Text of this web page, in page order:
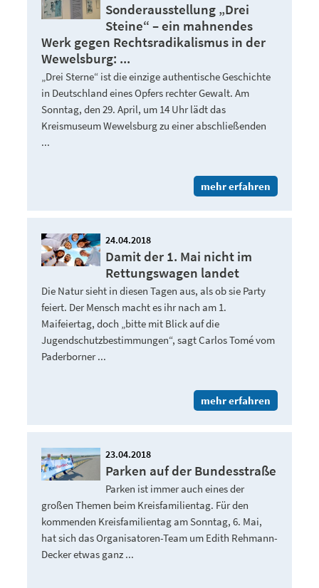
Sonderausstellung „Drei
Steine“ – ein mahnendes
Werk gegen Rechtsradikalismus in der
Wewelsburg: ...
„Drei Sterne“ ist die einzige authentische Geschichte
in Deutschland eines Opfers rechter Gewalt. Am
Sonntag, den 29. April, um 14 Uhr lädt das
Kreismuseum Wewelsburg zu einer abschließenden
...
mehr erfahren
24.04.2018
Damit der 1. Mai nicht im
Rettungswagen landet
Die Natur sieht in diesen Tagen aus, als ob sie Party
feiert. Der Mensch macht es ihr nach am 1.
Maifeiertag, doch „bitte mit Blick auf die
Jugendschutzbestimmungen“, sagt Carlos Tomé vom
Paderborner ...
mehr erfahren
23.04.2018
Parken auf der Bundesstraße
Parken ist immer auch eines der
großen Themen beim Kreisfamilientag. Für den
kommenden Kreisfamilientag am Sonntag, 6. Mai,
hat sich das Organisatoren-Team um Edith Rehmann-
Decker etwas ganz ...